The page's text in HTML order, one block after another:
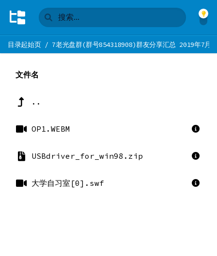
目录起始页/ 7老光盘群(群号854318908)群友分享汇总 2019年7月
文件名
..
OP1.WEBM
USBdriver_for_win98.zip
大学自习室[0].swf